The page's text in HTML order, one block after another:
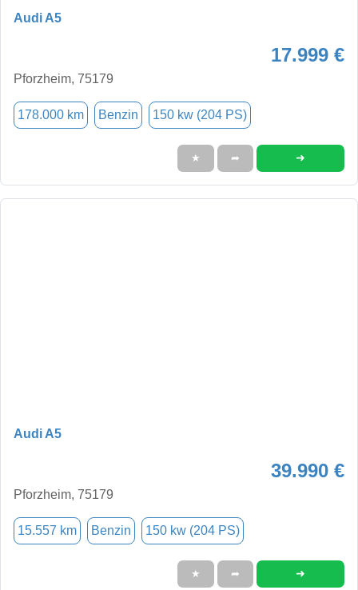
Audi A5
17.999 €
Pforzheim, 75179
178.000 km Benzin 150 kw (204 PS)
★ ➦ ➜
Audi A5
39.990 €
Pforzheim, 75179
15.557 km Benzin 150 kw (204 PS)
★ ➦ ➜